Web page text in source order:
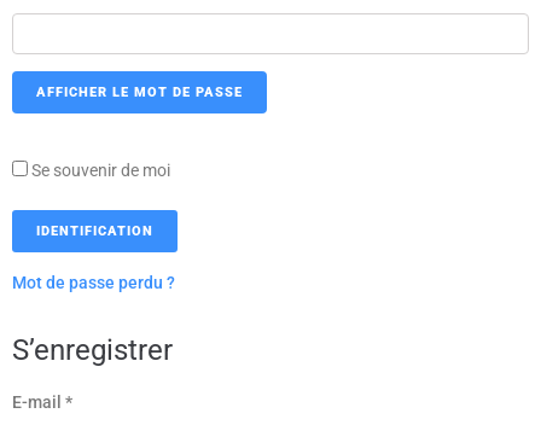
AFFICHER LE MOT DE PASSE
Se souvenir de moi
IDENTIFICATION
Mot de passe perdu ?
S’enregistrer
E-mail *